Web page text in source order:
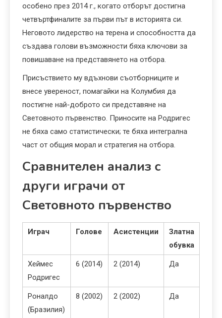
особено през 2014 г., когато отборът достигна
четвъртфиналите за първи път в историята си.
Неговото лидерство на терена и способността да
създава голови възможности бяха ключови за
повишаване на представянето на отбора.
Присъствието му вдъхнови съотборниците и
внесе увереност, помагайки на Колумбия да
постигне най-доброто си представяне на
Световното първенство. Приносите на Родригес
не бяха само статистически; те бяха интегрална
част от общия морал и стратегия на отбора.
Сравнителен анализ с
други играчи от
Световното първенство
Играч Голове Асистенции
Златна
обувка
Хеймес
Родригес
6 (2014) 2 (2014) Да
Роналдо
(Бразилия)
8 (2002) 2 (2002) Да